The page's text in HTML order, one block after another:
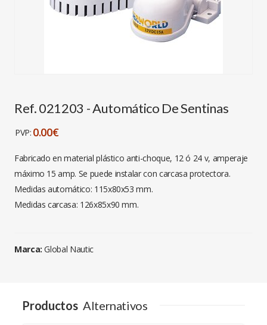
Ref. 021203 - Automático De Sentinas
PVP: 0.00€
Fabricado en material plástico anti-choque, 12 ó 24 v, amperaje
máximo 15 amp. Se puede instalar con carcasa protectora.
Medidas automático: 115x80x53 mm.
Medidas carcasa: 126x85x90 mm.
Marca:Global Nautic
Productos Alternativos